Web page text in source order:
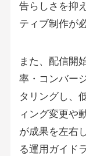
告らしさを抑
ティブ制作が
また、配信開
率・コンバー
タリングし、
ィング変更や
が成果を左右
る運用ガイド